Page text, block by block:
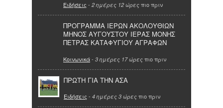
Ειδήσεις - 2 ημέρες 12 ώρες πιο πριν
ΠΡΟΓΡΑΜΜΑ ΙΕΡΩΝ ΑΚΟΛΟΥΘΙΩΝ
ΜΗΝΟΣ ΑΥΓΟΥΣΤΟΥ ΙΕΡΑΣ ΜΟΝΗΣ
ΠΕΤΡΑΣ ΚΑΤΑΦΥΓΙΟΥ ΑΓΡΑΦΩΝ
Κοινωνικά- 3 ημέρες 17 ώρες πιο πριν
ΠΡΩΤΗ ΓΙΑ ΤΗΝ ΑΣΑ
Ειδήσεις - 4 ημέρες 3 ώρες πιο πριν